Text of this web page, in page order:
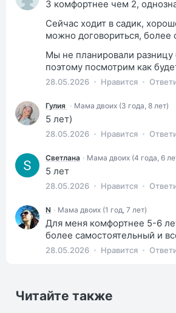
3 комфортнее чем 2,
Сейчас ходит в садик,
можно договориться, более
Мы не планировали
поэтому посмотрим как
28.05.2026 Нравится
Гулия · Мама двоих (3 года, 8 лет)
5 лет)
28.05.2026 Нравится
Светлана · Мама двоих (4 года, 6
5 лет
28.05.2026 Нравится
N · Мама двоих (1 год, 7 лет)
Для меня комфортнее 5-6
более самостоятельный и
28.05.2026 Нравится
Читайте также